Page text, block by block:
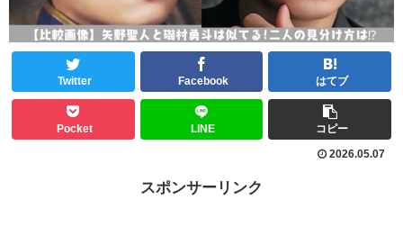
Twitter Facebook はてブ
Pocket LINE
コピー
2026.05.07
スポンサーリンク